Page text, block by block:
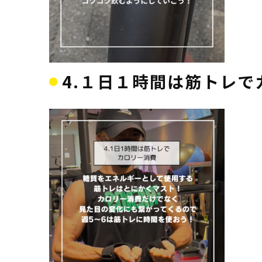
4.１日１時間は筋トレで